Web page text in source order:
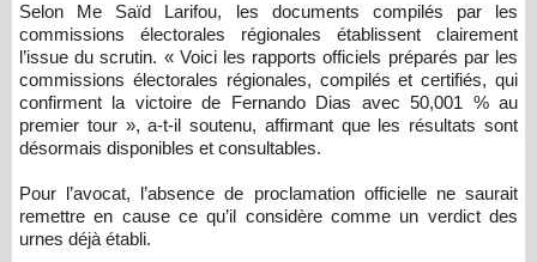
Selon Me Saïd Larifou, les documents compilés par les
commissions électorales régionales établissent clairement
l’issue du scrutin. « Voici les rapports officiels préparés par les
commissions électorales régionales, compilés et certifiés, qui
confirment la victoire de Fernando Dias avec 50,001 % au
premier tour », a-t-il soutenu, affirmant que les résultats sont
désormais disponibles et consultables.
Pour l’avocat, l’absence de proclamation officielle ne saurait
remettre en cause ce qu’il considère comme un verdict des
urnes déjà établi.